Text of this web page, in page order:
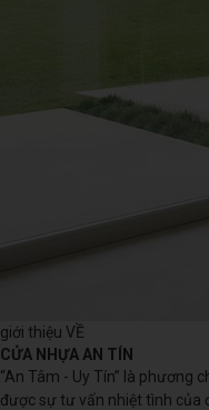
giới thiệu VỀ
CỬA NHỰA AN TÍN
“An Tâm - Uy Tín” là phương
được sự tư vấn nhiệt tình của